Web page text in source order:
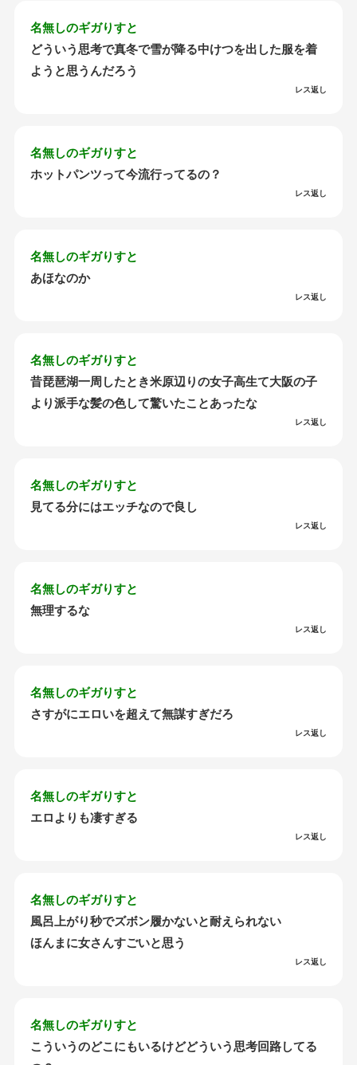
名無しのギガりすと
どういう思考で真冬で雪が降る中けつを出した服を着
ようと思うんだろう
レス返し
名無しのギガりすと
ホットパンツって今流行ってるの？
レス返し
名無しのギガりすと
あほなのか
レス返し
名無しのギガりすと
昔琵琶湖一周したとき米原辺りの女子高生て大阪の子
より派手な髪の色して驚いたことあったな
レス返し
名無しのギガりすと
見てる分にはエッチなので良し
レス返し
名無しのギガりすと
無理するな
レス返し
名無しのギガりすと
さすがにエロいを超えて無謀すぎだろ
レス返し
名無しのギガりすと
エロよりも凄すぎる
レス返し
名無しのギガりすと
風呂上がり秒でズボン履かないと耐えられない
ほんまに女さんすごいと思う
レス返し
名無しのギガりすと
こういうのどこにもいるけどどういう思考回路してる